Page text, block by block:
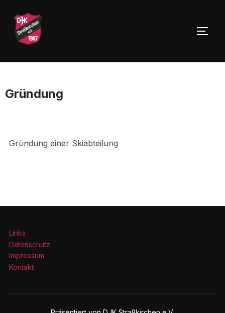
Inhalten
springen
Gründung
Gründung einer Skiabteilung
Links
Datenschutz
Impressum
Kontakt